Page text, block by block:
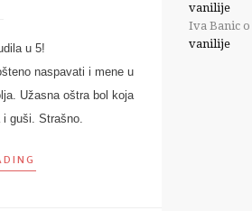
u 5!
naspavati i mene u
Užasna oštra bol koja
guši. Strašno.
vanilije
Iva Banic o
vanilije